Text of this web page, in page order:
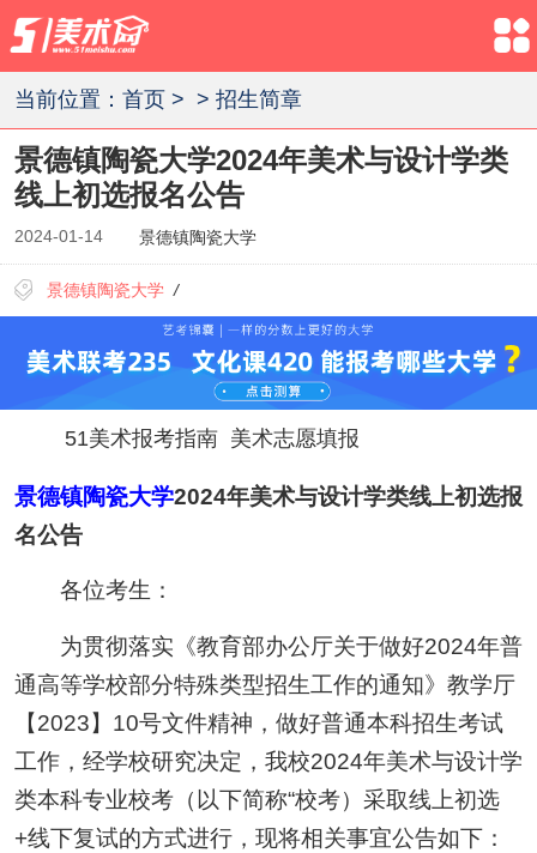
当前位置： 首页> > 招生简章
景德镇陶瓷大学2024年美术与设计学类
线上初选报名公告
2024-01-14 景德镇陶瓷大学
景德镇陶瓷大学 /
51美术报考指南 美术志愿填报
景德镇陶瓷大学2024年美术与设计学类线上初选报
名公告
各位考生：
为贯彻落实《教育部办公厅关于做好2024年普
通高等学校部分特殊类型招生工作的通知》教学厅
【2023】10号文件精神，做好普通本科招生考试
工作，经学校研究决定，我校2024年美术与设计学
类本科专业校考（以下简称“校考）采取线上初选
+线下复试的方式进行，现将相关事宜公告如下：